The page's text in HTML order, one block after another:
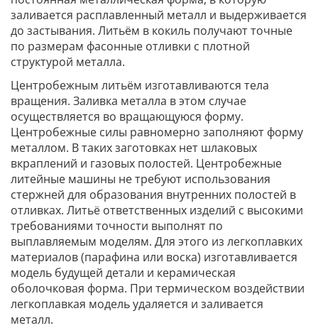
заливается расплавленный металл и выдерживается
до застывания. Литьём в кокиль получают точные
по размерам фасонные отливки с плотной
структурой металла.
Центробежным литьём изготавливаются тела
вращения. Заливка металла в этом случае
осуществляется во вращающуюся форму.
Центробежные силы равномерно заполняют форму
металлом. В таких заготовках нет шлаковых
вкраплений и газовых полостей. Центробежные
литейные машины не требуют использования
стержней для образования внутренних полостей в
отливках. Литьё ответственных изделий с высокими
требованиями точности выполнят по
выплавляемым моделям. Для этого из легкоплавких
материалов (парафина или воска) изготавливается
модель будущей детали и керамическая
оболочковая форма. При термическом воздействии
легкоплавкая модель удаляется и заливается
металл.